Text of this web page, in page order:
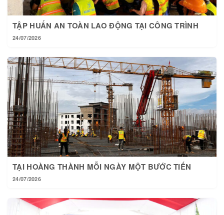
TẬP HUẤN AN TOÀN LAO ĐỘNG TẠI CÔNG TRÌNH
24/07/2026
TẠI HOÀNG THÀNH MỖI NGÀY MỘT BƯỚC TIẾN
24/07/2026